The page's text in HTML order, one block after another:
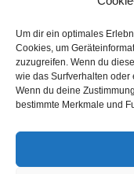
Um dir ein optimales
Cookies, um
zuzugreifen. Wenn du
wie das Surfverhalten
Wenn du deine
bestimmte Merkmale und